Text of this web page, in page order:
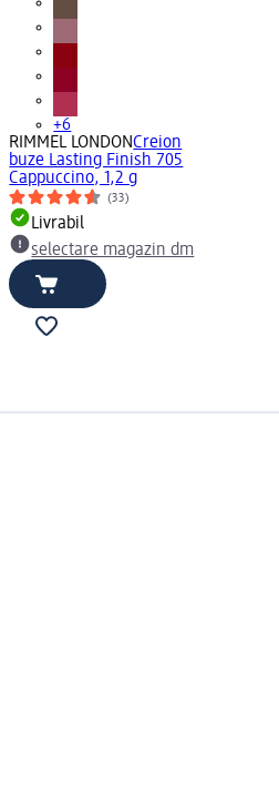
+6
RIMMEL LONDONCreion
buze Lasting Finish 705
Cappuccino, 1,2 g
(33)
Livrabil
selectare magazin dm